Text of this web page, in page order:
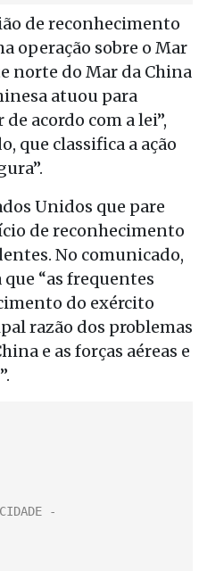
de reconhecimento
operação sobre o Mar
norte do Mar da China
atuou para
acordo com a lei”,
que classifica a ação
Unidos que pare
de reconhecimento
No comunicado,
“as frequentes
do exército
razão dos problemas
e as forças aéreas e